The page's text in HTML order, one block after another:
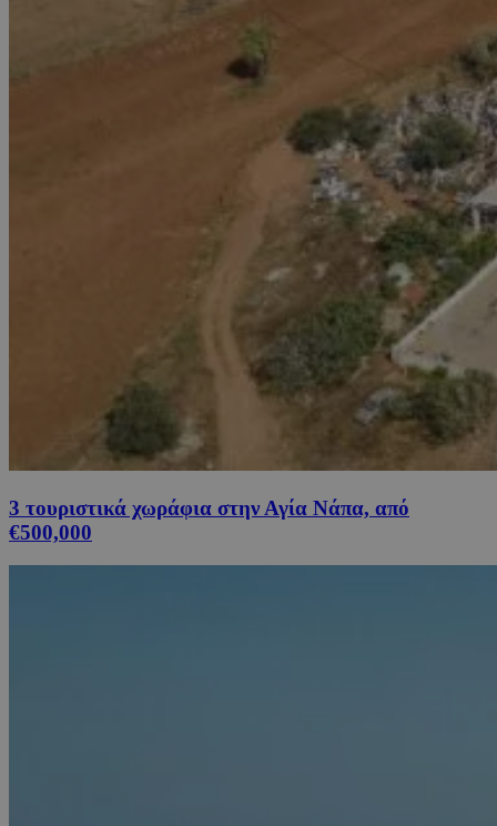
3 τουριστικά χωράφια στην Αγία Νάπα, από
€500,000